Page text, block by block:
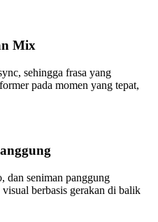
Mix
sehingga frasa yang
pada momen yang tepat,
dan seniman panggung
berbasis gerakan di balik